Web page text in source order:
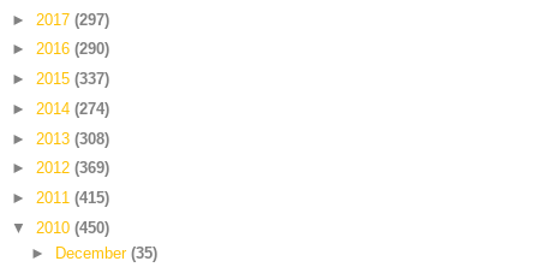
► 2017 (297)
► 2016 (290)
► 2015 (337)
► 2014 (274)
► 2013 (308)
► 2012 (369)
► 2011 (415)
▼ 2010 (450)
►
December (35)